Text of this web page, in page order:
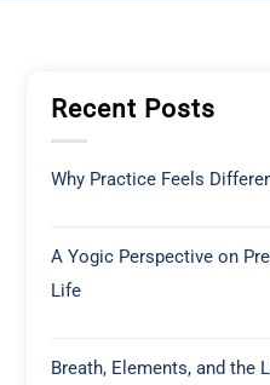
Recent Posts
Why Practice Feels
A Yogic Perspective on
Life
Breath, Elements, and the